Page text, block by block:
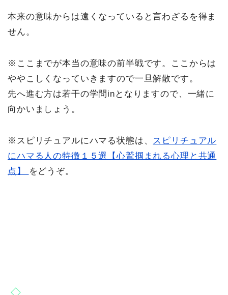
本来の意味からは遠くなっていると言わざるを得ま
せん。
※ここまでが本当の意味の前半戦です。ここからは
ややこしくなっていきますので一旦解散です。
先へ進む方は若干の学問inとなりますので、一緒に
向かいましょう。
※スピリチュアルにハマる状態は、 スピリチュアル
にハマる人の特徴１５選【心鷲掴まれる心理と共通
点】
をどうぞ。